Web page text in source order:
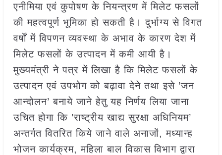
एनीमिया एवं कुपोषण के नियन्त्रण में मिलेट फसलों
की महत्वपूर्ण भूमिका हो सकती है। दुर्भाग्य से विगत
वर्षों में विपणन व्यवस्था के अभाव के कारण देश में
मिलेट फसलों के उत्पादन में कमी आयी है।
मुख्यमंत्री ने पत्र में लिखा है कि मिलेट फसलों के
उत्पादन एवं उपभोग को बढ़ावा देने तथा इसे ’जन
आन्दोलन’ बनाये जाने हेतु यह निर्णय लिया जाना
उचित होगा कि ’राष्ट्रीय खाद्य सुरक्षा अधिनियम’
अन्तर्गत वितरित किये जाने वाले अनाजों, मध्यान्ह
भोजन कार्यक्रम, महिला बाल विकास विभाग द्वारा